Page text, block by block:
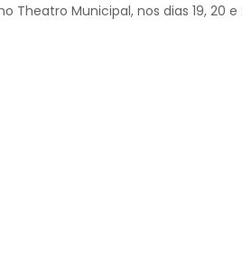
Municipal, nos dias 19, 20 e